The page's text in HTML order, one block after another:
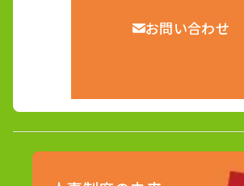
お問い合わせ